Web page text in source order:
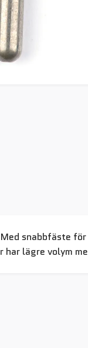
snabbfäste
lägre volym